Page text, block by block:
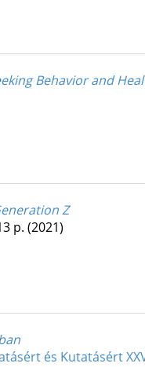
Behavior and
Z
p. (2021)
és Kutatásért